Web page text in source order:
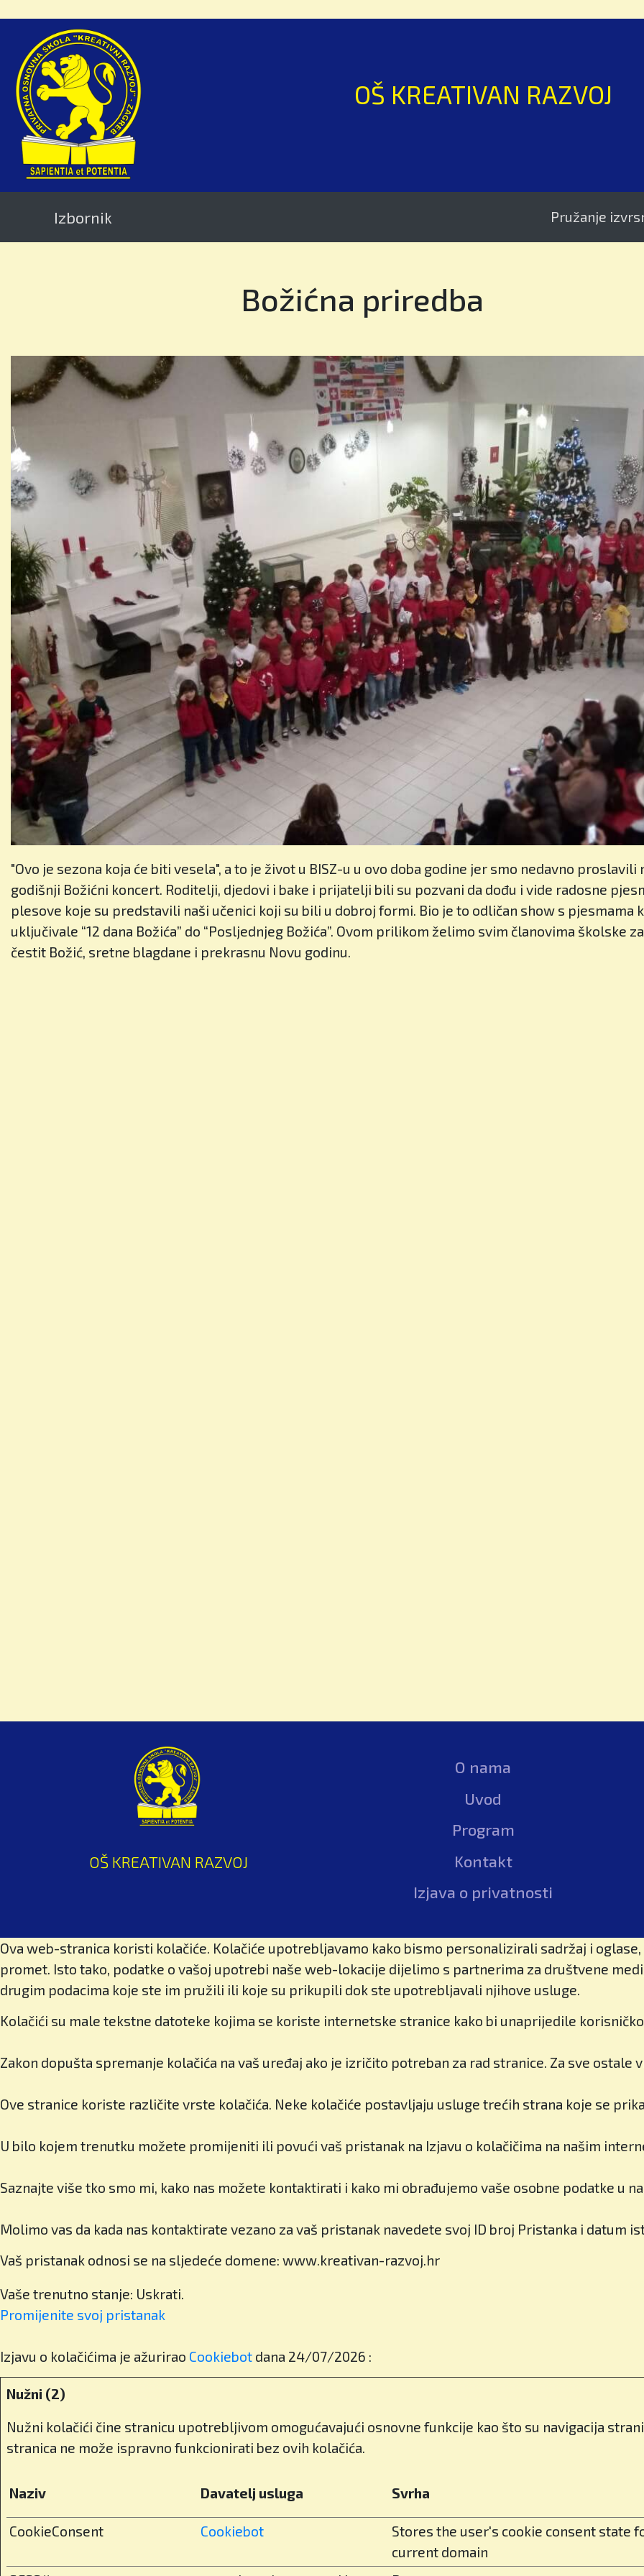
OŠ KREATIVAN RAZVOJ
Izbornik Pružanje izvrsnosti u
Božićna priredba
"Ovo je sezona koja će biti vesela", a to je život u BISZ-u u ovo doba godine jer smo nedavno proslavili
godišnji Božićni koncert. Roditelji, djedovi i bake i prijatelji bili su pozvani da dođu i vide radosne
plesove koje su predstavili naši učenici koji su bili u dobroj formi. Bio je to odličan show s pjesmama
uključivale “12 dana Božića” do “Posljednjeg Božića”. Ovom prilikom želimo svim članovima školske
čestit Božić, sretne blagdane i prekrasnu Novu godinu.
OŠ KREATIVAN RAZVOJ
O nama
Uvod
Program
Kontakt
Izjava o privatnosti
Ova web-stranica koristi kolačiće. Kolačiće upotrebljavamo kako bismo personalizirali sadržaj i
promet. Isto tako, podatke o vašoj upotrebi naše web-lokacije dijelimo s partnerima za društvene
drugim podacima koje ste im pružili ili koje su prikupili dok ste upotrebljavali njihove usluge.
Kolačići su male tekstne datoteke kojima se koriste internetske stranice kako bi unaprijedile
Zakon dopušta spremanje kolačića na vaš uređaj ako je izričito potreban za rad stranice. Za sve
Ove stranice koriste različite vrste kolačića. Neke kolačiće postavljaju usluge trećih strana koje se
U bilo kojem trenutku možete promijeniti ili povući vaš pristanak na Izjavu o kolačičima na našim
Saznajte više tko smo mi, kako nas možete kontaktirati i kako mi obrađujemo vaše osobne podatke u
Molimo vas da kada nas kontaktirate vezano za vaš pristanak navedete svoj ID broj Pristanka i datum
Vaš pristanak odnosi se na sljedeće domene: www.kreativan-razvoj.hr
Vaše trenutno stanje: Uskrati.
Promijenite svoj ​​pristanak
Izjavu o kolačićima je ažurirao Cookiebot dana 24/07/2026 :
Nužni (2)
Nužni kolačići čine stranicu upotrebljivom omogućavajući osnovne funkcije kao što su navigacija
stranica ne može ispravno funkcionirati bez ovih kolačića.
Naziv Davatelj usluga Svrha
CookieConsent Cookiebot
Stores the user's cookie consent state
current domain